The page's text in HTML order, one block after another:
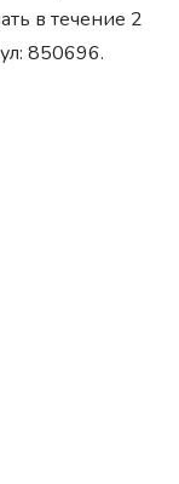
в течение 2
850696.